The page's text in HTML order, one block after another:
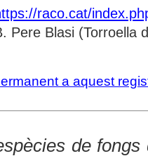
raco.cat/
Pere Blasi (Torroella
a aquest
de